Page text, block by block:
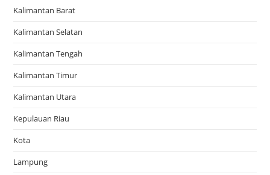
Kalimantan Barat
Kalimantan Selatan
Kalimantan Tengah
Kalimantan Timur
Kalimantan Utara
Kepulauan Riau
Kota
Lampung